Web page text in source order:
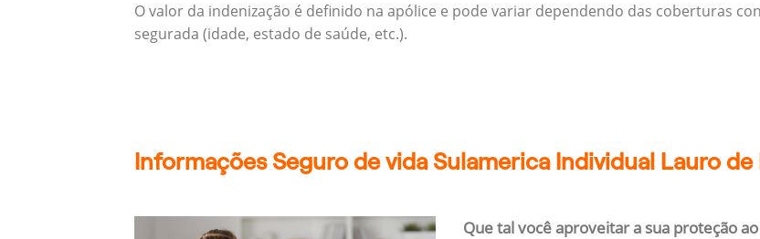
O valor da indenização é definido na apólice e pode variar dependendo das coberturas
segurada (idade, estado de saúde, etc.).
Informações Seguro de vida Sulamerica Individual Lauro de
Que tal você aproveitar a sua proteção